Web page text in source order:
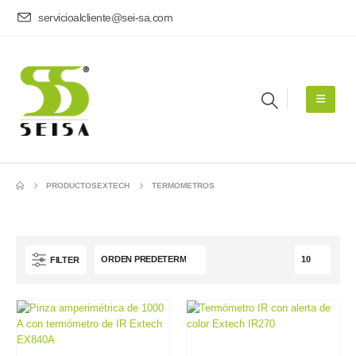
servicioalcliente@sei-sa.com
PRODUCTOSEXTECH TERMOMETROS
FILTER